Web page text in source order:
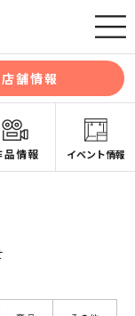
店舗情報
品情報 イベント情報